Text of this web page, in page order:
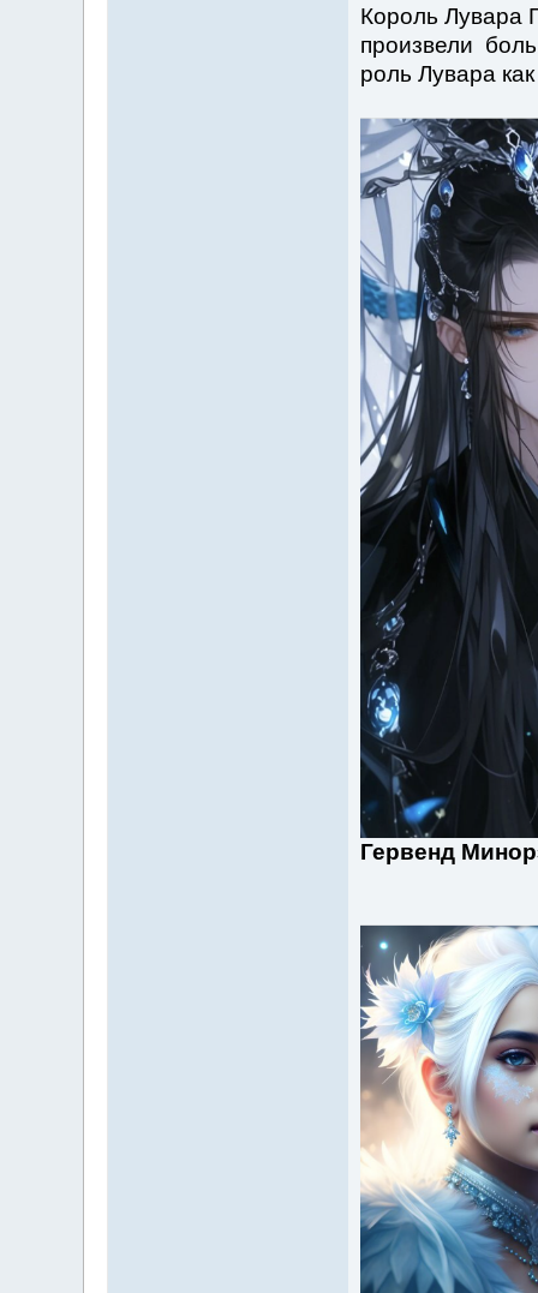
Король Лувара
произвели
роль Лувара
Гервенд